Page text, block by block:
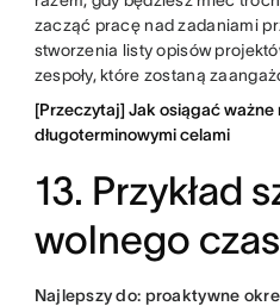
zacząć pracę nad zadaniami
stworzenia listy opisów
zespoły, które zostaną
[Przeczytaj] Jak osiągać ważne
długoterminowymi celami
13. Przykład
wolnego
Najlepszy do: proaktywne